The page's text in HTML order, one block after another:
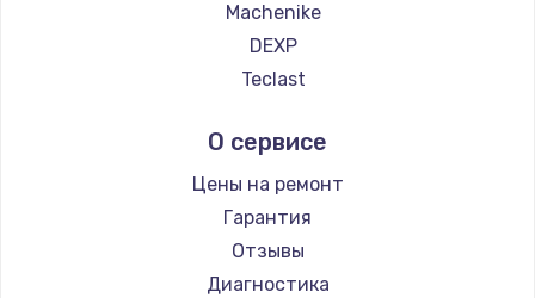
Machenike
DEXP
Teclast
Beelink
CHUWI
О сервисе
Цены на ремонт
Гарантия
Отзывы
Диагностика